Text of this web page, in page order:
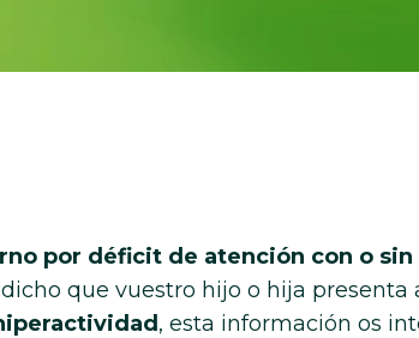
por déficit de atención con o
que vuestro hijo o hija
, esta información os